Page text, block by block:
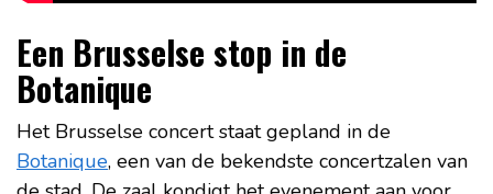
Een Brusselse stop in de
Botanique
Het Brusselse concert staat gepland in de
Botanique, een van de bekendste concertzalen van